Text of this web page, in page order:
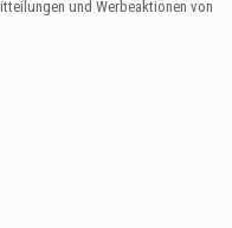
und Werbeaktionen von